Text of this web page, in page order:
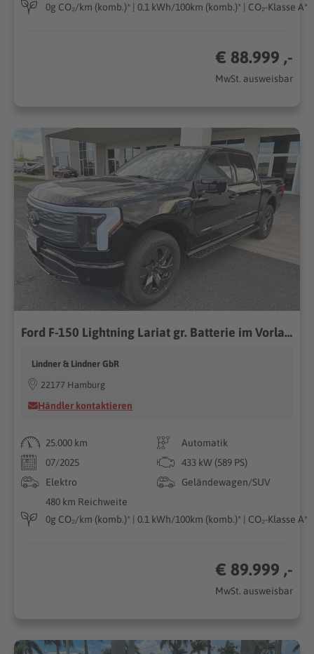
0g CO₂/km (komb.)* | 0.1 kWh/100km (komb.)* | CO₂-Klasse A*
€ 88.999 ,-
MwSt. ausweisbar
Ford F-150 Lightning Lariat gr. Batterie im Vorlauf
Lindner & Lindner GbR
22177 Hamburg
Händler kontaktieren
25.000 km
Automatik
07/2025
433 kW (589 PS)
Elektro
Geländewagen/SUV
480 km Reichweite
0g CO₂/km (komb.)* | 0.1 kWh/100km (komb.)* | CO₂-Klasse A*
€ 89.999 ,-
MwSt. ausweisbar